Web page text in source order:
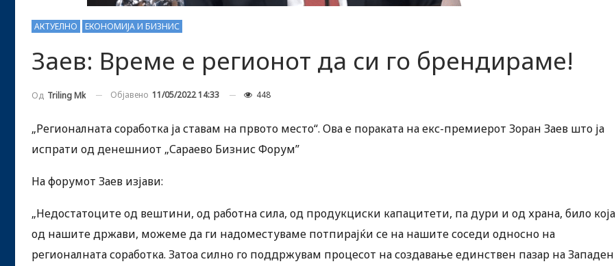
АКТУЕЛНО ЕКОНОМИЈА И БИЗНИС
Заев: Време е регионот да си го брендираме!
Од Triling Mk Објавено 11/05/2022 14:33 448
„Регионалната соработка ја ставам на првото место“. Ова е пораката на екс-премиерот Зоран Заев што ја
испрати од денешниот „Сараево Бизнис Форум”
На форумот Заев изјави:
„Недостатоците oд вештини, од работна сила, од продукциски капацитети, па дури и од храна, било која
од нашите држави, можеме да ги надоместуваме потпирајќи се на нашите соседи односно на
регионалната соработка. Затоа силно го поддржувам процесот на создавање единствен пазар на Западен